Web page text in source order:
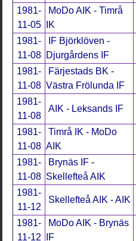
1981-
11-05
MoDo AIK - Timrå
IK
1981-
11-08
IF Björklöven -
Djurgårdens IF
1981-
11-08
Färjestads BK -
Västra Frölunda IF
1981-
11-08
AIK - Leksands IF
1981-
11-08
Timrå IK - MoDo
AIK
1981-
11-08
Brynäs IF -
Skellefteå AIK
1981-
11-12
Skellefteå AIK - AIK
1981-
11-12
MoDo AIK - Brynäs
IF